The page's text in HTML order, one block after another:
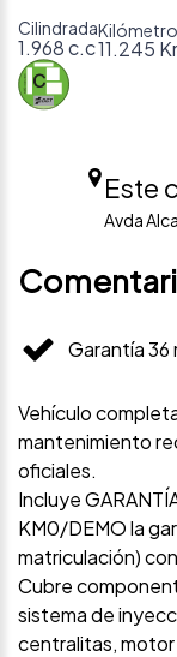
Cilindrada
1.968 c.c11.245
Este
Avda
Garantía 36
Vehículo
mantenimiento
oficiales.
Incluye
KM0/DEMO la
matriculación)
Cubre
sistema de
centralitas,